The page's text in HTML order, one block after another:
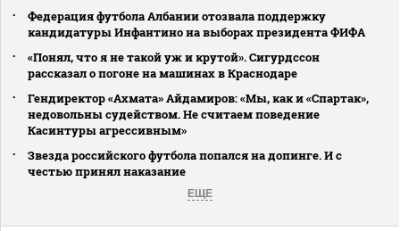
Федерация футбола Албании отозвала поддержку
кандидатуры Инфантино на выборах президента ФИФА
«Понял, что я не такой уж и крутой». Сигурдссон
рассказал о погоне на машинах в Краснодаре
Гендиректор «Ахмата» Айдамиров: «Мы, как и «Спартак»,
недовольны судейством. Не считаем поведение
Касинтуры агрессивным»
Звезда российского футбола попался на допинге. И с
честью принял наказание
ЕЩЕ